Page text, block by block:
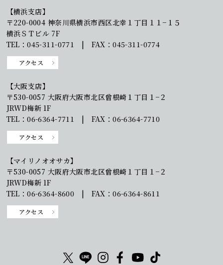
【横浜支店】
〒220-0004 神奈川県横浜市西区北幸１丁目１１−１５
横浜ＳＴビル 7F
TEL：045-311-0771 | FAX：045-311-0774
アクセス
【大阪支店】
〒530-0057 大阪府大阪市北区曾根崎１丁目１−２
JRWD梅新 1F
TEL：06-6364-7711 | FAX：06-6364-7710
アクセス
【マイリノオオサカ】
〒530-0057 大阪府大阪市北区曾根崎１丁目１−２
JRWD梅新 1F
TEL：06-6364-8600 | FAX：06-6364-8611
アクセス